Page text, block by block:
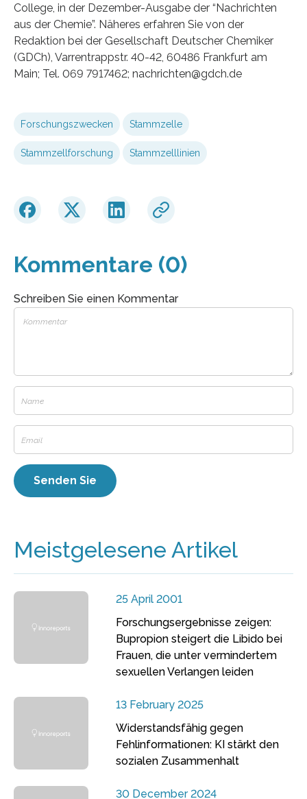
College, in der Dezember-Ausgabe der “Nachrichten
aus der Chemie”. Näheres erfahren Sie von der
Redaktion bei der Gesellschaft Deutscher Chemiker
(GDCh), Varrentrappstr. 40-42, 60486 Frankfurt am
Main; Tel. 069 7917462; nachrichten@gdch.de
Forschungszwecken Stammzelle
Stammzellforschung Stammzelllinien
Kommentare (0)
Schreiben Sie einen Kommentar
Meistgelesene Artikel
25 April 2001
Forschungsergebnisse zeigen:
Bupropion steigert die Libido bei
Frauen, die unter vermindertem
sexuellen Verlangen leiden
13 February 2025
Widerstandsfähig gegen
Fehlinformationen: KI stärkt den
sozialen Zusammenhalt
30 December 2024